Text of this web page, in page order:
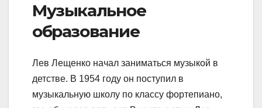
Музыкальное
образование
Лев Лещенко начал заниматься музыкой в
детстве. В 1954 году он поступил в
музыкальную школу по классу фортепиано,